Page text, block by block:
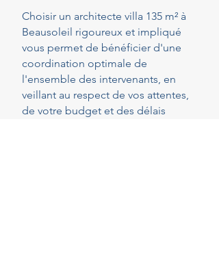
Choisir un architecte villa 135 m² à
Beausoleil rigoureux et impliqué
vous permet de bénéficier d'une
coordination optimale de
l'ensemble des intervenants, en
veillant au respect de vos attentes,
de votre budget et des délais